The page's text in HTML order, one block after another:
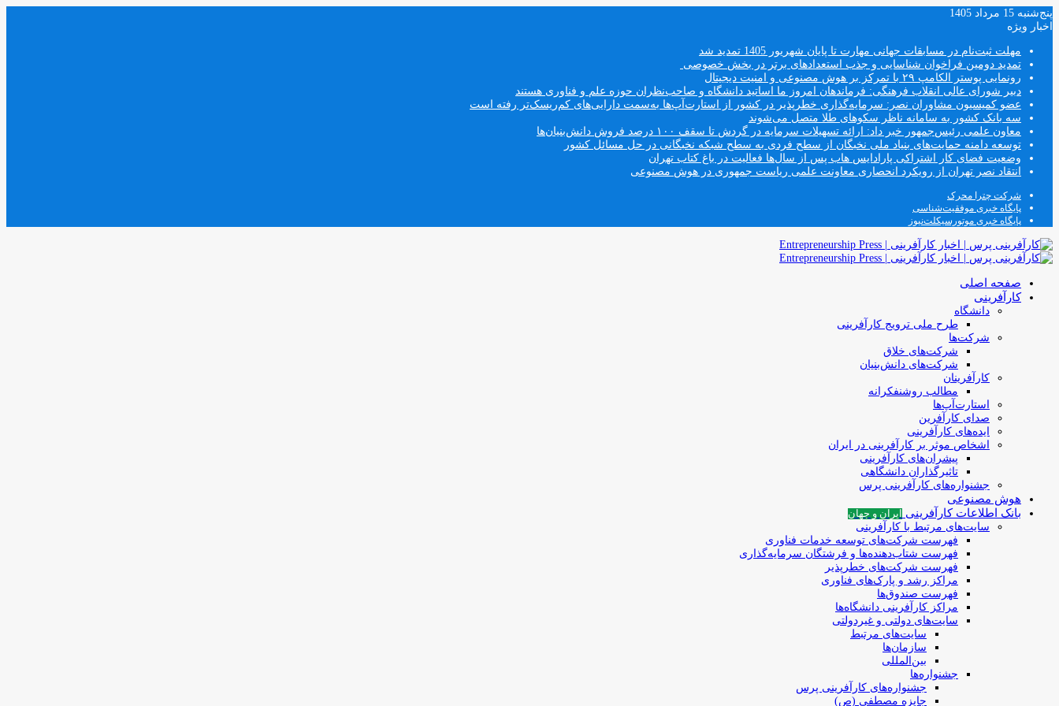
پنج‌شنبه 15 مرداد 1405
اخبار ویژه
مهلت ثبت‌نام در مسابقات جهانی مهارت تا پایان شهریور 1405 تمدید شد
تمدید دومین فراخوان شناسایی و جذب استعدادهای برتر در بخش خصوصی
رونمایی پوستر الکامپ ۲۹ با تمرکز بر هوش مصنوعی و امنیت دیجیتال
دبیر شورای عالی انقلاب فرهنگی: فرماندهان امروز ما اساتید دانشگاه و صاحب‌نظران حوزه علم و فناوری هستند
عضو کمیسیون مشاوران نصر: سرمایه‌گذاری خطرپذیر در کشور از استارت‌آپ‌ها به‌سمت دارایی‌های کم‌ریسک‌تر رفته است
سه بانک کشور به سامانه ناظر سکوهای طلا متصل می‌شوند
معاون علمی رئیس‌جمهور خبر داد: ارائه تسهیلات سرمایه در گردش تا سقف ۱۰۰ درصد فروش دانش‌بنیان‌ها
توسعه دامنه حمایت‌های بنیاد ملی نخبگان از سطح فردی به سطح شبکه نخبگانی در حل مسائل کشور
وضعیت فضای کار اشتراکی پارادایس هاب پس از سال‌ها فعالیت در باغ کتاب تهران
انتقاد نصر تهران از رویکرد انحصاری معاونت علمی ریاست جمهوری در هوش مصنوعی
شرکت چترا محرک
پایگاه خبری موفقیت‌شناسی
پایگاه خبری موتورسیکلت‌نیوز
صفحه اصلی
کارآفرینی
دانشگاه
طرح ملی ترویج کارآفرینی
شرکت‌ها
شرکت‌های خلاق
شرکت‌های دانش‌بنیان
کارآفرینان
مطالب روشنفکرانه
استارت‌آپ‌ها
صدای کارآفرین
ایده‌های کارآفرینی
اشخاص موثر بر کارآفرینی در ایران
پیشران‌های کارآفرینی
تاثیرگذاران دانشگاهی
جشنواره‌های کارآفرینی‌ پرس
هوش مصنوعی
بانک اطلاعات کارآفرینی
ایران و جهان
سایت‌های مرتبط با کارآفرینی
فهرست شرکت‌های‌‌ توسعه‌ خدمات فناوری
فهرست شتاب‌دهنده‌ها‌ و فرشتگان‌ سرمایه‌گذاری
فهرست شرکت‌های خطرپذیر
مراکز رشد و پارک‌های فناوری
فهرست صندوق‌ها
مراکز کارآفرینی دانشگاه‌ها
سایت‌های دولتی و غیردولتی
سایت‌های مرتبط
سازمان‌ها
بین‌المللی
جشنواره‌ها
جشنواره‌های کارآفرینی‌ پرس
جایزه مصطفی (ص)